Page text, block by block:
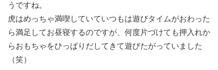
うですね。
虎はめっちゃ満喫していていつもは遊びタイムがおわった
ら満足してお昼寝するのですが、何度片づけても押入れか
らおもちゃをひっぱりだしてきて遊びたがっていました
（笑）